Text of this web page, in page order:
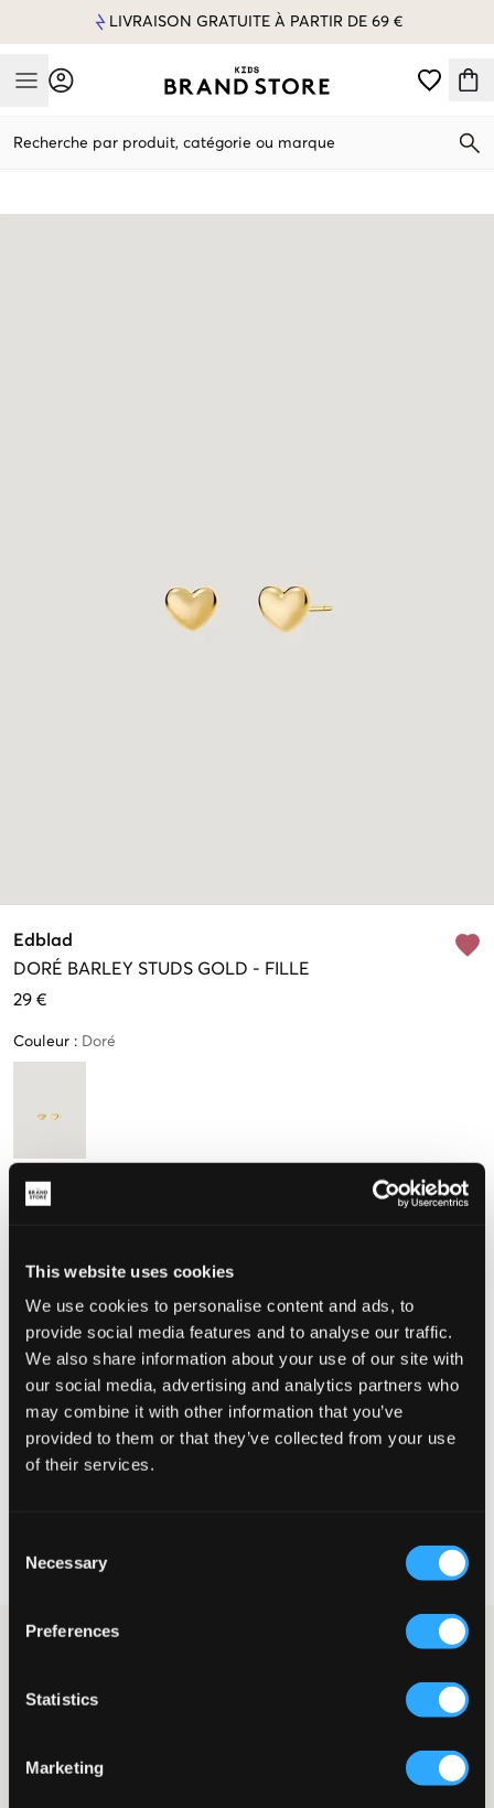
This website uses cookies
We use cookies to personalise content and ads, to
provide social media features and to analyse our traffic.
We also share information about your use of our site with
our social media, advertising and analytics partners who
may combine it with other information that you’ve
provided to them or that they’ve collected from your use
of their services.
Selection
Necessary
Preferences
Statistics
Marketing
LIVRAISON GRATUITE À PARTIR DE 69 €
Mobile Menu
Recherche par produit, catégorie ou marque
Edblad
DORÉ BARLEY STUDS GOLD - FILLE
29 €
Couleur : Doré
Taille
Taille perçue
Petit Parfait Grande
CHOISIR LA TAILLE
Garantie de remboursement pendant 60 jours
Livraisons rapides
Des boucles d’oreilles dorées par paire, au design mignon et
tridimensionnels, avec une forme doucement arrondie et une
finition brillante. Elles se fixent facilement à l’arrière grâce à un
Boucles d’oreilles